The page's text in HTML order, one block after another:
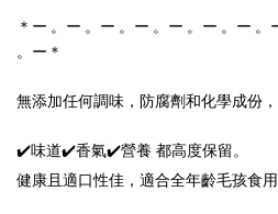
＊ー 。ー 。ー 。ー 。ー 。ー 。ー 。
。 ー ＊
無添加任何調味，防腐劑和化學成份，
✔️味道✔️香氣✔️營養 都高度保留。
健康且適口性佳，適合全年齡毛孩食用